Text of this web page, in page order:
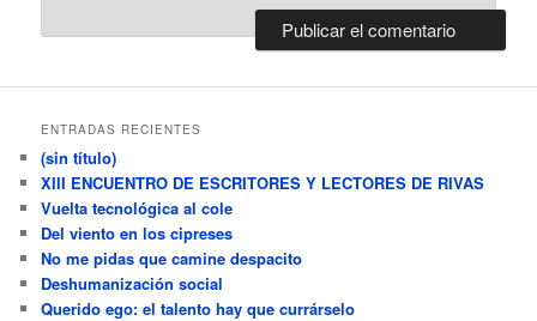
ENTRADAS RECIENTES
(sin título)
XIII ENCUENTRO DE ESCRITORES Y LECTORES DE RIVAS
Vuelta tecnológica al cole
Del viento en los cipreses
No me pidas que camine despacito
Deshumanización social
Querido ego: el talento hay que currárselo